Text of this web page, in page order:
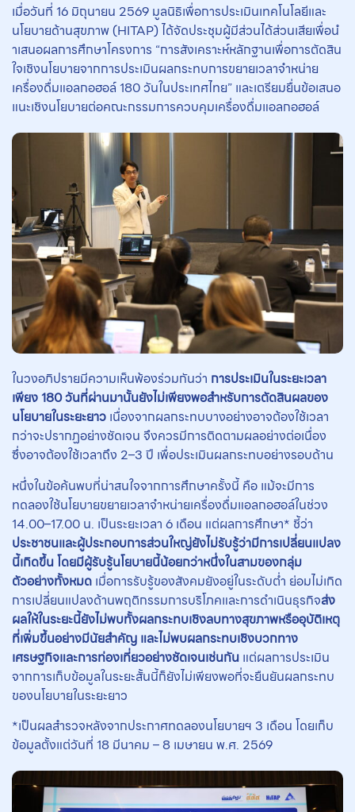
เมื่อวันที่ 16 มิถุนายน 2569 มูลนิธิเพื่อการประเมินเทคโนโลยีและ
นโยบายด้านสุขภาพ (HITAP) ได้จัดประชุมผู้มีส่วนได้ส่วนเสียเพื่อนํ
าเสนอผลการศึกษาโครงการ “การสังเคราะห์หลักฐานเพื่อการตัดสิน
ใจเชิงนโยบายจากการประเมินผลกระทบการขยายเวลาจำหน่าย
เครื่องดื่มแอลกอฮอล์ 180 วันในประเทศไทย” และเตรียมยื่นข้อเสนอ
แนะเชิงนโยบายต่อคณะกรรมการควบคุมเครื่องดื่มแอลกอฮอล์
ในวงอภิปรายมีความเห็นพ้องร่วมกันว่า การประเมินในระยะเวลา
เพียง 180 วันที่ผ่านมานั้นยังไม่เพียงพอสําหรับการตัดสินผลของ
นโยบายในระยะยาว เนื่องจากผลกระทบบางอย่างอาจต้องใช้เวลา
กว่าจะปรากฏอย่างชัดเจน จึงควรมีการติดตามผลอย่างต่อเนื่อง
ซึ่งอาจต้องใช้เวลาถึง 2–3 ปี เพื่อประเมินผลกระทบอย่างรอบด้าน
หนึ่งในข้อค้นพบที่น่าสนใจจากการศึกษาครั้งนี้ คือ แม้จะมีการ
ทดลองใช้นโยบายขยายเวลาจำหน่ายเครื่องดื่มแอลกอฮอล์ในช่วง
14.00–17.00 น. เป็นระยะเวลา 6 เดือน แต่ผลการศึกษา* ชี้ว่า
ประชาชนและผู้ประกอบการส่วนใหญ่ยังไม่รับรู้ว่ามีการเปลี่ยนแปลง
นี้เกิดขึ้นโดยมีผู้รับรู้นโยบายนี้น้อยกว่าหนึ่งในสามของกลุ่ม
ตัวอย่างทั้งหมด เมื่อการรับรู้ของสังคมยังอยู่ในระดับต่ำ ย่อมไม่เกิด
การเปลี่ยนแปลงด้านพฤติกรรมการบริโภคและการดำเนินธุรกิจส่ง
ผลให้ในระยะนี้ยังไม่พบทั้งผลกระทบเชิงลบทางสุขภาพหรืออุบัติเหตุ
ที่เพิ่มขึ้นอย่างมีนัยสำคัญ และไม่พบผลกระทบเชิงบวกทาง
เศรษฐกิจและการท่องเที่ยวอย่างชัดเจนเช่นกัน แต่ผลการประเมิน
จากการเก็บข้อมูลในระยะสั้นนี้ก็ยังไม่เพียงพอที่จะยืนยันผลกระทบ
ของนโยบายในระยะยาว
*เป็นผลสำรวจหลังจากประกาศทดลองนโยบายฯ 3 เดือน โดยเก็บ
ข้อมูลตั้งแต่วันที่ 18 มีนาคม – 8 เมษายน พ.ศ. 2569